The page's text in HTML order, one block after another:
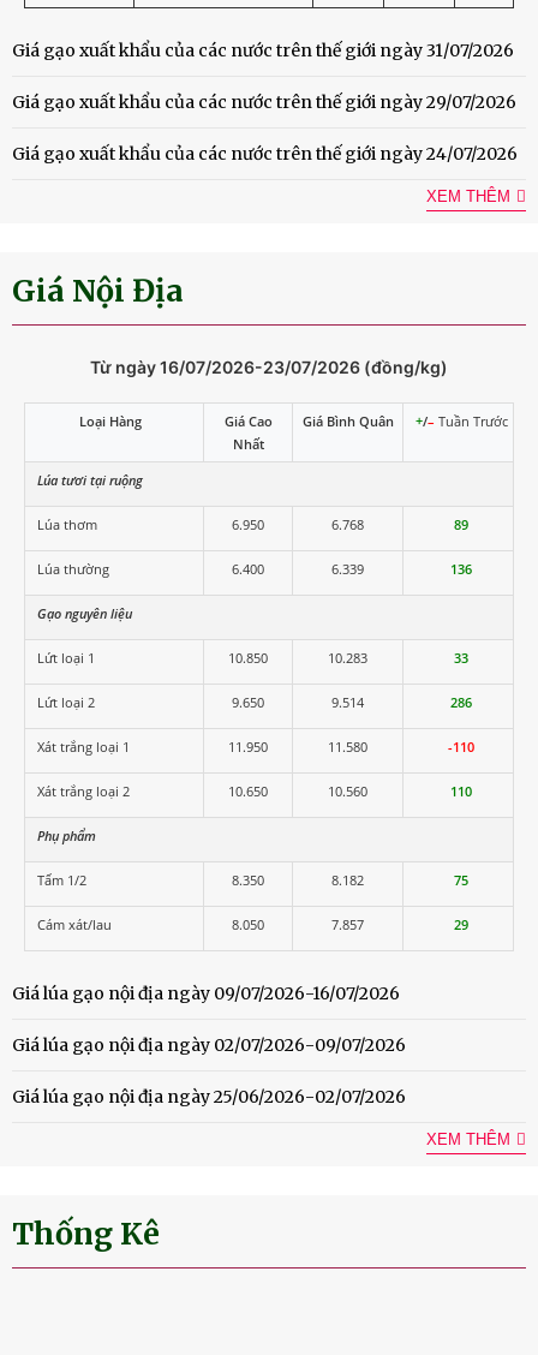
Giá gạo xuất khẩu của các nước trên thế giới ngày 31/07/2026
Giá gạo xuất khẩu của các nước trên thế giới ngày 29/07/2026
Giá gạo xuất khẩu của các nước trên thế giới ngày 24/07/2026
XEM THÊM
Giá Nội Địa
Từ ngày 16/07/2026-23/07/2026 (đồng/kg)
Loại Hàng
Giá Cao
Nhất
Giá Bình Quân +/– Tuần Trước
Lúa tươi tại ruộng
Lúa thơm 6.950 6.768 89
Lúa thường 6.400 6.339 136
Gạo nguyên liệu
Lứt loại 1 10.850 10.283 33
Lứt loại 2 9.650 9.514 286
Xát trắng loại 1 11.950 11.580 -110
Xát trắng loại 2 10.650 10.560 110
Phụ phẩm
Tấm 1/2 8.350 8.182 75
Cám xát/lau 8.050 7.857 29
Giá lúa gạo nội địa ngày 09/07/2026-16/07/2026
Giá lúa gạo nội địa ngày 02/07/2026-09/07/2026
Giá lúa gạo nội địa ngày 25/06/2026-02/07/2026
XEM THÊM
Thống Kê